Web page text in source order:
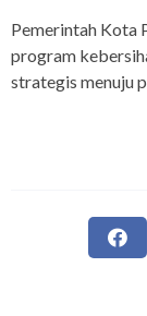
Pemerintah Kota
program
strategis menuju